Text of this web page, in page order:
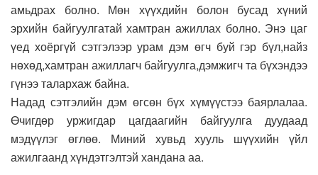
амьдрах болно. Мөн хүүхдийн болон бусад хүний
эрхийн байгуулгатай хамтран ажиллах болно. Энэ цаг
үед хоёргүй сэтгэлээр урам дэм өгч буй гэр бүл,найз
нөхөд,хамтран ажиллагч байгуулга,дэмжигч та бүхэндээ
гүнээ талархаж байна.
Надад сэтгэлийн дэм өгсөн бүх хүмүүстээ баярлалаа.
Өчигдөр уржигдар цагдаагийн байгуулга дуудаад
мэдүүлэг өглөө. Миний хувьд хууль шүүхийн үйл
ажилгаанд хүндэтгэлтэй хандана аа.